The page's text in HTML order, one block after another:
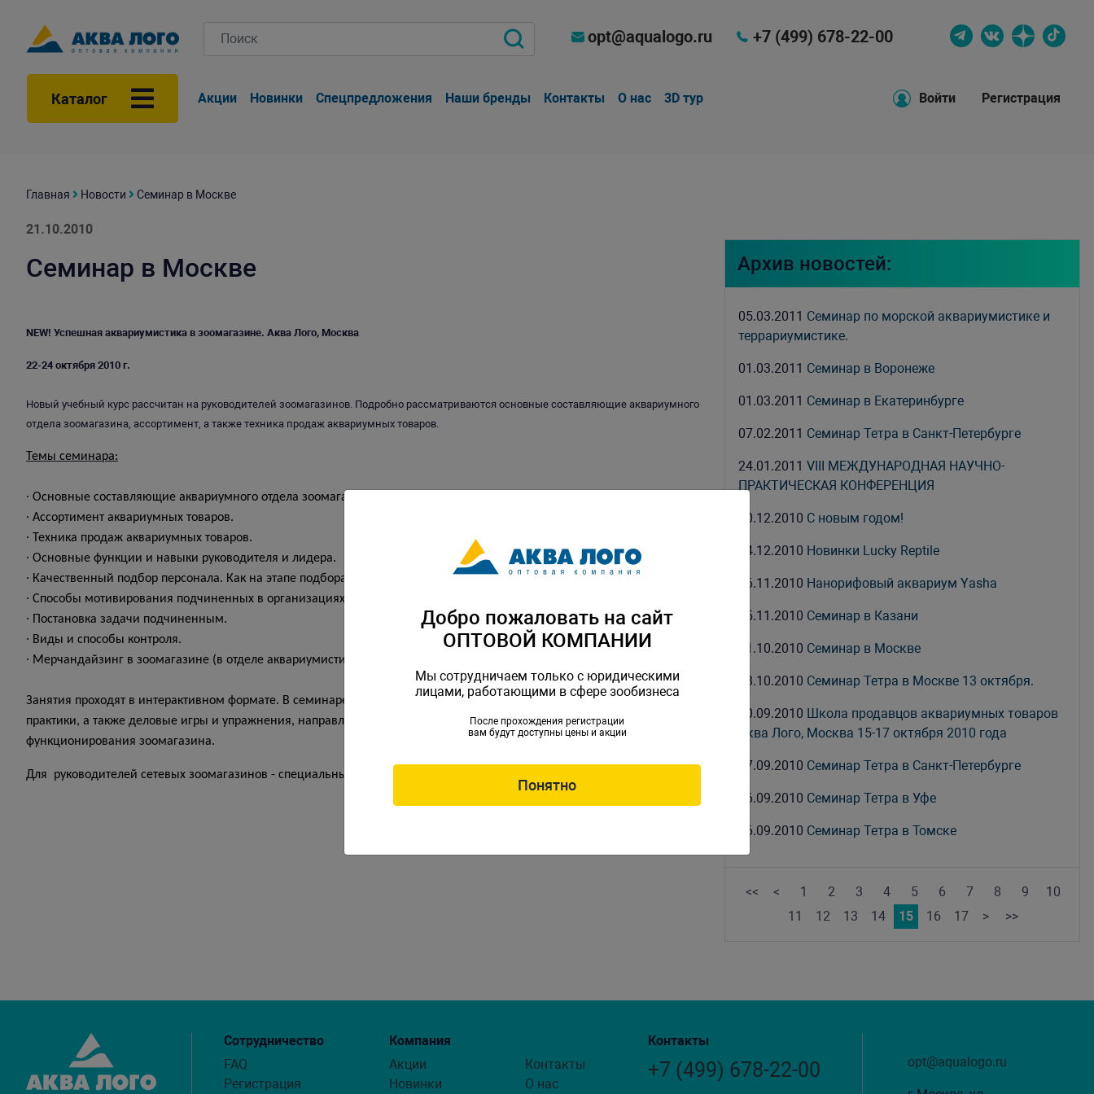
opt@aqualogo.ru +7 (499) 678-22-00
Каталог Акции Новинки Спецпредложения Наши бренды Контакты О нас 3D тур Войти Регистрация
Главная Новости Семинар в Москве
21.10.2010
Семинар в Москве
NEW! Успешная аквариумистика в зоомагазине. Аква Лого, Москва
22-24 октября 2010 г.
Новый учебный курс рассчитан на руководителей зоомагазинов. Подробно рассматриваются основные составляющие аквариумного
отдела зоомагазина, ассортимент, а также техника продаж аквариумных товаров.
Темы семинара:
∙ Основные составляющие аквариумного отдела зоомагазина.
∙ Ассортимент аквариумных товаров.
∙ Техника продаж аквариумных товаров.
∙ Основные функции и навыки руководителя и лидера.
∙ Качественный подбор персонала. Как на этапе подбора рассмотреть хорошего работника.
∙ Способы мотивирования подчиненных в организациях: соотношение материальной и нематериальной мотивации.
∙ Постановка задачи подчиненным.
∙ Виды и способы контроля.
∙ Мерчандайзинг в зоомагазине (в отделе аквариумистики).
Занятия проходят в интерактивном формате. В семинаре используется большое количество примером из реальной
практики, а также деловые игры и упражнения, направленные на формирование навыков, направленных для успешного
функционирования зоомагазина.
Для руководителей сетевых зоомагазинов - специальные условия.
Архив новостей:
05.03.2011 Семинар по морской аквариумистике и
террариумистике.
01.03.2011 Семинар в Воронеже
01.03.2011 Семинар в Екатеринбурге
07.02.2011 Семинар Тетра в Санкт-Петербурге
24.01.2011VIII МЕЖДУНАРОДНАЯ НАУЧНО-
ПРАКТИЧЕСКАЯ КОНФЕРЕНЦИЯ
30.12.2010 С новым годом!
14.12.2010 Новинки Lucky Reptile
26.11.2010 Нанорифовый аквариум Yasha
15.11.2010 Семинар в Казани
21.10.2010 Семинар в Москве
08.10.2010 Семинар Тетра в Москве 13 октября.
10.09.2010 Школа продавцов аквариумных товаров
Аква Лого, Москва 15-17 октября 2010 года
07.09.2010 Семинар Тетра в Санкт-Петербурге
06.09.2010 Семинар Тетра в Уфе
06.09.2010 Семинар Тетра в Томске
<< < 1 2 3 4 5 6 7 8 9
10
11
12 13 14 15 16 17 > >>
Сотрудничество
FAQ
Регистрация
Компания
Акции
Новинки
Контакты
О нас
Контакты
+7 (499) 678-22-00 opt@aqualogo.ru
Добро пожаловать на сайт
ОПТОВОЙ КОМПАНИИ
Мы сотрудничаем только с юридическими
лицами, работающими в сфере зообизнеса
После прохождения регистрации
вам будут доступны цены и акции
Понятно